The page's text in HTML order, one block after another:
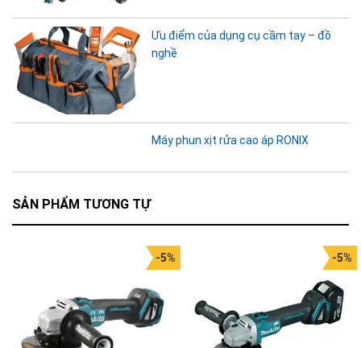
Ưu điểm của dụng cụ cầm tay – đồ
nghề
Máy phun xịt rửa cao áp RONIX
SẢN PHẨM TƯƠNG TỰ
-5% -5%